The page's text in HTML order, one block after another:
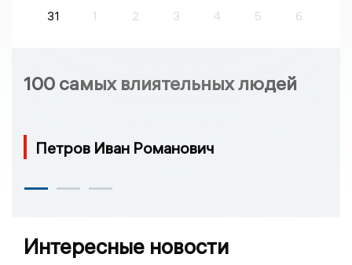
31
1 2 3 4 5 6
100 самых влиятельных людей
Петров Иван Романович
Интересные новости